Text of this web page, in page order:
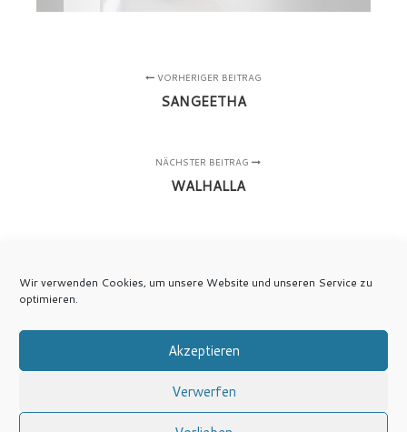
Wir verwenden Cookies, um unsere Website und unseren Service zu
optimieren.
Akzeptieren
Verwerfen
VORHERIGER BEITRAG
SANGEETHA
NÄCHSTER BEITRAG
WALHALLA